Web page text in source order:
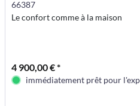
66387
Le confort comme à la maison
4 900,00 € *
immédiatement prêt pour